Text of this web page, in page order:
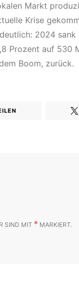
Markt
Krise
2024 sank
Prozent auf 530
Boom, zurück.
SIND MIT * MARKIERT.